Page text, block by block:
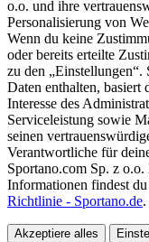
o.o. und ihre
Personalisierung von
Wenn du keine
oder bereits erteilte
zu den „Einstellungen“.
Daten enthalten, basiert
Interesse des
Serviceleistung sowie
seinen
Verantwortliche für
Sportano.com Sp. z
Informationen findest
Richtlinie - Sportano.de.
Akzeptiere alles